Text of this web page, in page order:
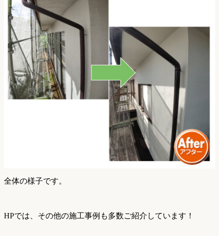
全体の様子です。
HPでは、その他の施工事例も多数ご紹介しています！